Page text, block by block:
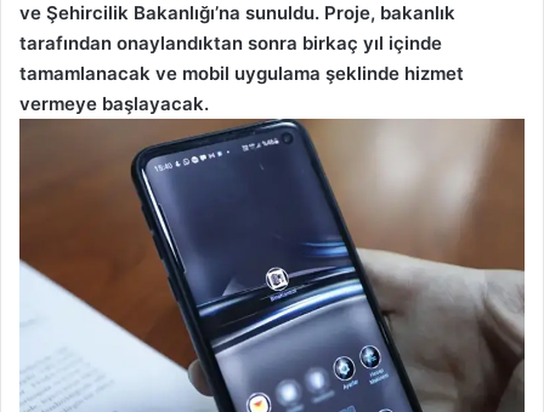
ve Şehircilik Bakanlığı’na sunuldu. Proje, bakanlık
tarafından onaylandıktan sonra birkaç yıl içinde
tamamlanacak ve mobil uygulama şeklinde hizmet
vermeye başlayacak.